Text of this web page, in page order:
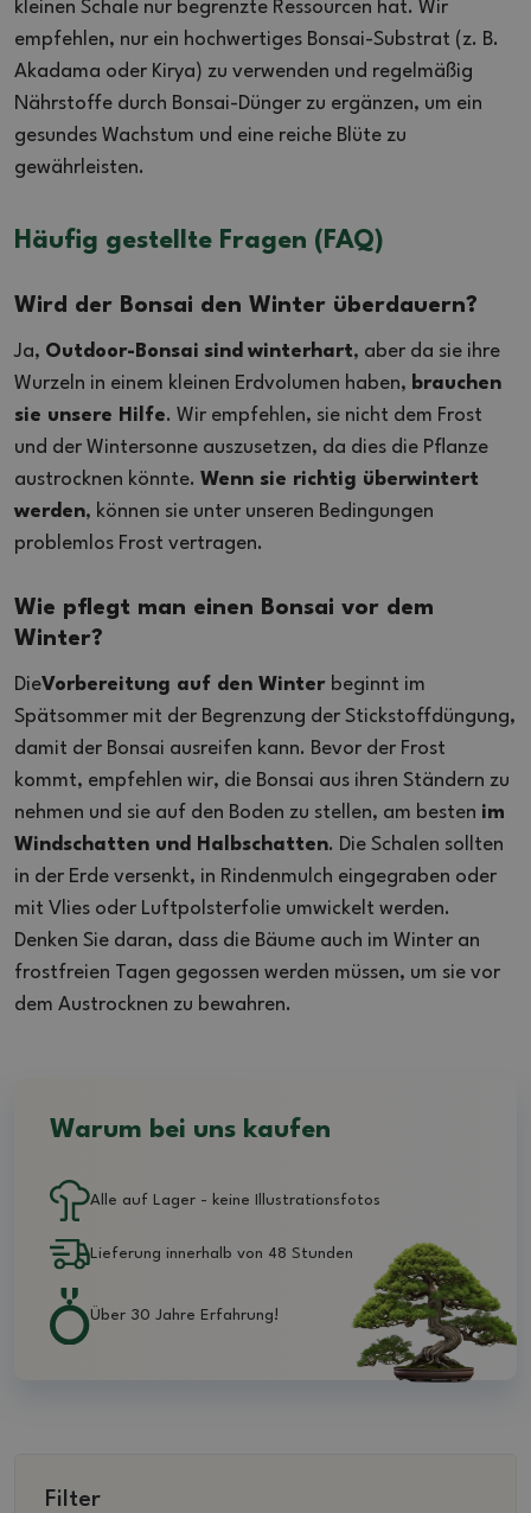
Filter
kleinen Schale nur begrenzte Ressourcen hat. Wir
empfehlen, nur ein hochwertiges Bonsai-Substrat (z. B.
Akadama oder Kirya) zu verwenden und regelmäßig
Nährstoffe durch Bonsai-Dünger zu ergänzen, um ein
gesundes Wachstum und eine reiche Blüte zu
gewährleisten.
Häufig gestellte Fragen (FAQ)
Wird der Bonsai den Winter überdauern?
Ja, Outdoor-Bonsai sind winterhart, aber da sie ihre
Wurzeln in einem kleinen Erdvolumen haben, brauchen
sie unsere Hilfe. Wir empfehlen, sie nicht dem Frost
und der Wintersonne auszusetzen, da dies die Pflanze
austrocknen könnte. Wenn sie richtig überwintert
werden, können sie unter unseren Bedingungen
problemlos Frost vertragen.
Wie pflegt man einen Bonsai vor dem
Winter?
DieVorbereitung auf den Winter beginnt im
Spätsommer mit der Begrenzung der Stickstoffdüngung,
damit der Bonsai ausreifen kann. Bevor der Frost
kommt, empfehlen wir, die Bonsai aus ihren Ständern zu
nehmen und sie auf den Boden zu stellen, am besten im
Windschatten und Halbschatten. Die Schalen sollten
in der Erde versenkt, in Rindenmulch eingegraben oder
mit Vlies oder Luftpolsterfolie umwickelt werden.
Denken Sie daran, dass die Bäume auch im Winter an
frostfreien Tagen gegossen werden müssen, um sie vor
dem Austrocknen zu bewahren.
Warum bei uns kaufen
Alle auf Lager - keine Illustrationsfotos
Lieferung innerhalb von 48 Stunden
Über 30 Jahre Erfahrung!